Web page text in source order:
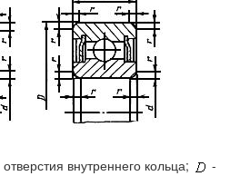
внутреннего кольца;
-